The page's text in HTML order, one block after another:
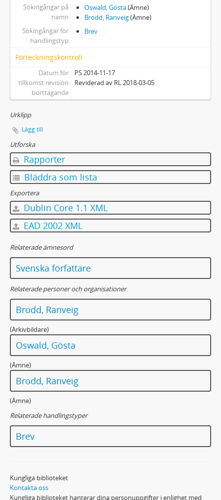
Sökingångar på
namn
Oswald, Gösta(Ämne)
Brodd, Ranveig(Ämne)
Sökingångar för
handlingstyp
Brev
Förteckningskontroll
Datum för
tillkomst revision
borttagande
PS 2014-11-17
Reviderad av RL 2018-03-05
Urklipp
Lägg till
Utforska
Rapporter
Bläddra som lista
Exportera
Dublin Core 1.1 XML
EAD 2002 XML
Relaterade ämnesord
Svenska författare
Relaterade personer och organisationer
Brodd, Ranveig
(Arkivbildare)
Oswald, Gösta
(Ämne)
Brodd, Ranveig
(Ämne)
Relaterade handlingstyper
Brev
Kungliga biblioteket
Kontakta oss
Kungliga biblioteket hanterar dina personuppgifter i enlighet med